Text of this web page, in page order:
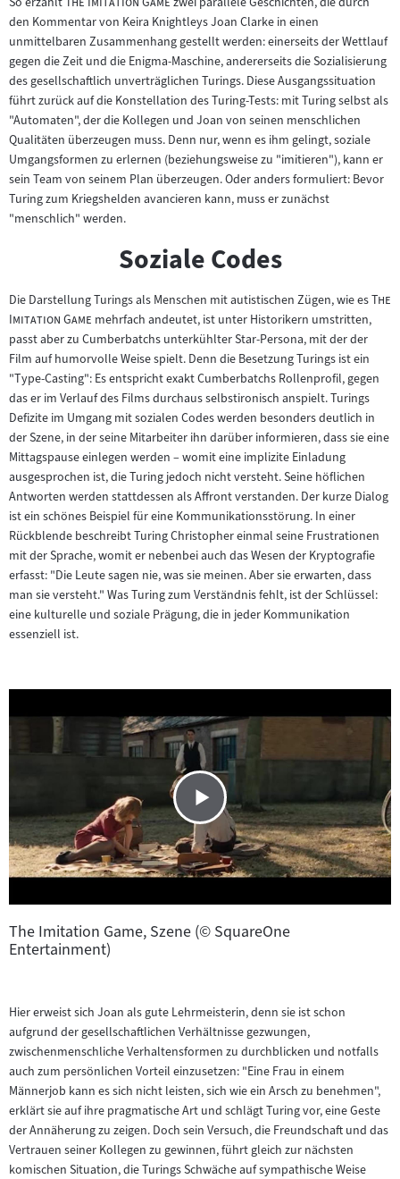
den Kommentar von Keira Knightleys Joan Clarke in einen
unmittelbaren Zusammenhang gestellt werden: einerseits der Wettlauf
gegen die Zeit und die Enigma-Maschine, andererseits die Sozialisierung
des gesellschaftlich unverträglichen Turings. Diese Ausgangssituation
führt zurück auf die Konstellation des Turing-Tests: mit Turing selbst als
"Automaten", der die Kollegen und Joan von seinen menschlichen
Qualitäten überzeugen muss. Denn nur, wenn es ihm gelingt, soziale
Umgangsformen zu erlernen (beziehungsweise zu "imitieren"), kann er
sein Team von seinem Plan überzeugen. Oder anders formuliert: Bevor
Turing zum Kriegshelden avancieren kann, muss er zunächst
"menschlich" werden.
Soziale Codes
Die Darstellung Turings als Menschen mit autistischen Zügen, wie es"
The
Imitation Game "mehrfach andeutet, ist unter Historikern umstritten,
passt aber zu Cumberbatchs unterkühlter Star-Persona, mit der der
Film auf humorvolle Weise spielt. Denn die Besetzung Turings ist ein
"Type-Casting": Es entspricht exakt Cumberbatchs Rollenprofil, gegen
das er im Verlauf des Films durchaus selbstironisch anspielt. Turings
Defizite im Umgang mit sozialen Codes werden besonders deutlich in
der Szene, in der seine Mitarbeiter ihn darüber informieren, dass sie eine
Mittagspause einlegen werden – womit eine implizite Einladung
ausgesprochen ist, die Turing jedoch nicht versteht. Seine höflichen
Antworten werden stattdessen als Affront verstanden. Der kurze Dialog
ist ein schönes Beispiel für eine Kommunikationsstörung. In einer
Rückblende beschreibt Turing Christopher einmal seine Frustrationen
mit der Sprache, womit er nebenbei auch das Wesen der Kryptografie
erfasst: "Die Leute sagen nie, was sie meinen. Aber sie erwarten, dass
man sie versteht." Was Turing zum Verständnis fehlt, ist der Schlüssel:
eine kulturelle und soziale Prägung, die in jeder Kommunikation
essenziell ist.
The Imitation Game, Szene (© SquareOne
Entertainment)
Hier erweist sich Joan als gute Lehrmeisterin, denn sie ist schon
aufgrund der gesellschaftlichen Verhältnisse gezwungen,
zwischenmenschliche Verhaltensformen zu durchblicken und notfalls
auch zum persönlichen Vorteil einzusetzen: "Eine Frau in einem
Männerjob kann es sich nicht leisten, sich wie ein Arsch zu benehmen",
erklärt sie auf ihre pragmatische Art und schlägt Turing vor, eine Geste
der Annäherung zu zeigen. Doch sein Versuch, die Freundschaft und das
Vertrauen seiner Kollegen zu gewinnen, führt gleich zur nächsten
komischen Situation, die Turings Schwäche auf sympathische Weise